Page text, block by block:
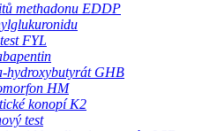
methadonu EDDP
FYL
hydroxybutyrát GHB
HM
konopí K2
test